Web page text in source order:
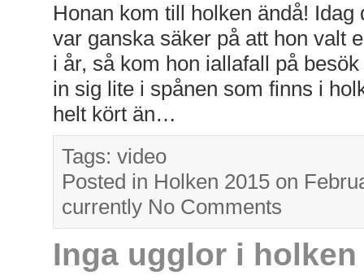
Honan kom till holken ändå!
var ganska säker på att hon valt
i år, så kom hon iallafall på
in sig lite i spånen som finns i
helt kört än…
Tags: video
Posted in Holken 2015 on
currently No Comments
Inga ugglor i